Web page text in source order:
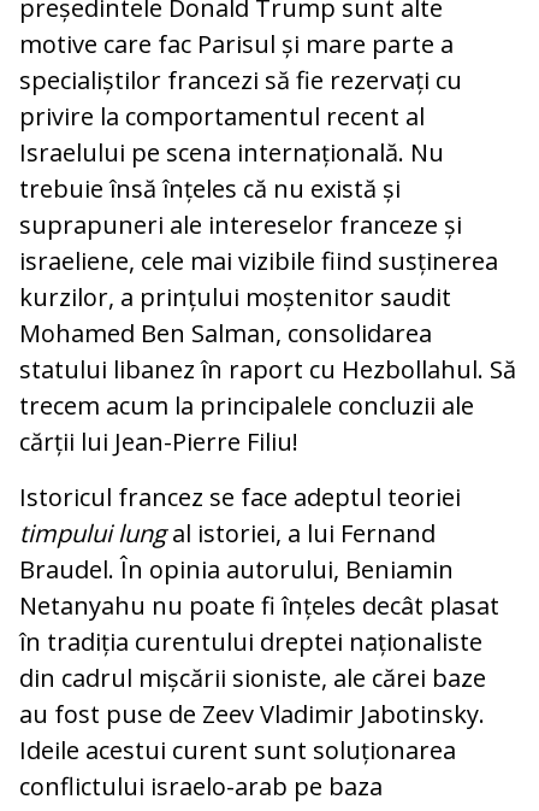
președintele Donald Trump sunt alte
motive care fac Parisul și mare parte a
specialiștilor francezi să fie rezervați cu
privire la comportamentul recent al
Israelului pe scena internațională. Nu
trebuie însă înțeles că nu există și
suprapuneri ale intereselor franceze și
israeliene, cele mai vizibile fiind susținerea
kurzilor, a prințului moștenitor saudit
Mohamed Ben Salman, consolidarea
statului libanez în raport cu Hezbollahul. Să
trecem acum la principalele concluzii ale
cărții lui Jean-Pierre Filiu!
Istoricul francez se face adeptul teoriei
timpului lungal istoriei, a lui Fernand
Braudel. În opinia autorului, Beniamin
Netanyahu nu poate fi înțeles decât plasat
în tradiția curentului dreptei naționaliste
din cadrul mișcării sioniste, ale cărei baze
au fost puse de Zeev Vladimir Jabotinsky.
Ideile acestui curent sunt soluționarea
conflictului israelo-arab pe baza